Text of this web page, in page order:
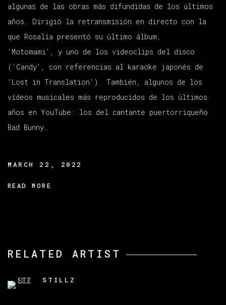
algunas de las obras más difundidas de los últimos
años. Dirigió la retransmisión en directo con la
que Rosalía presentó su último álbum,
'Motomami', y uno de los videoclips del disco
('Candy', con referencias al karaoke japonés de
'Lost in Translation'). También, algunos de los
vídeos musicales más reproducidos de los últimos
años en YouTube: los del cantante puertorriqueño
Bad Bunny.
MARCH 22, 2022
READ MORE
RELATED ARTIST
STILLZ